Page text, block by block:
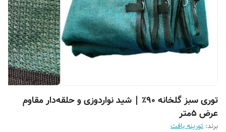
توری سبز گلخانه 90٪ | شید نواردوزی و حلقه‌دار مقاوم
عرض 5متر
برند: تورینه بافت